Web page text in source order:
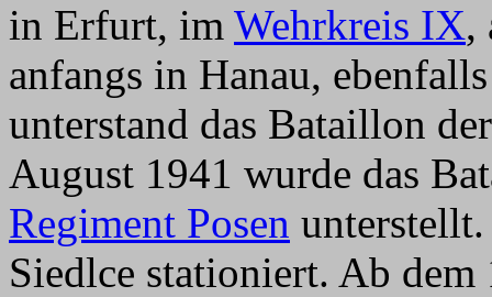
in Erfurt, im Wehrkreis IX,
anfangs in Hanau,
unterstand das Bataillon
August 1941 wurde das
Regiment Posen
Siedlce stationiert. Ab